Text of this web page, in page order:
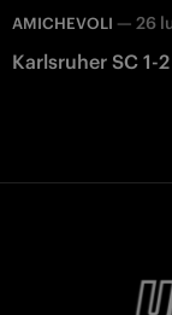
AMICHEVOLI — 26
Karlsruher SC 1-